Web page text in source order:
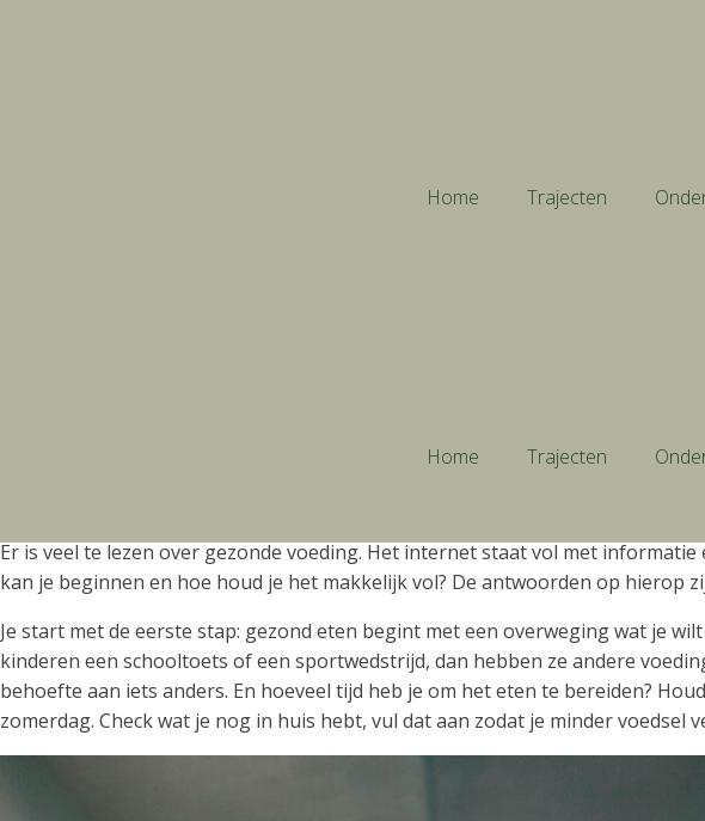
Home Trajecten
Home Trajecten
Er is veel te lezen over gezonde voeding. Het internet staat vol met
kan je beginnen en hoe houd je het makkelijk vol? De antwoorden op hierop
Je start met de eerste stap: gezond eten begint met een overweging wat je
kinderen een schooltoets of een sportwedstrijd, dan hebben ze andere
behoefte aan iets anders. En hoeveel tijd heb je om het eten te bereiden?
zomerdag. Check wat je nog in huis hebt, vul dat aan zodat je minder voedsel